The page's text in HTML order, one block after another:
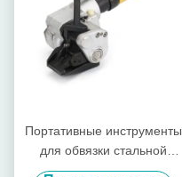
Портативные инструменты
для обвязки стальной
лентой для обвязки